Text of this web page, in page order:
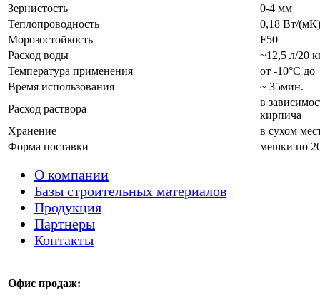
Зернистость
0-4 мм
Теплопроводность
0,18 Вт/(мК)
Морозостойкость
F50
Расход воды
~12,5 л/20
Температура применения
от -10°С до
Время использования
~ 35мин.
Расход раствора
в
кирпича
Хранение
в сухом
Форма поставки
мешки по
О компании
Базы строительных материалов
Продукция
Партнеры
Контакты
Офис продаж: